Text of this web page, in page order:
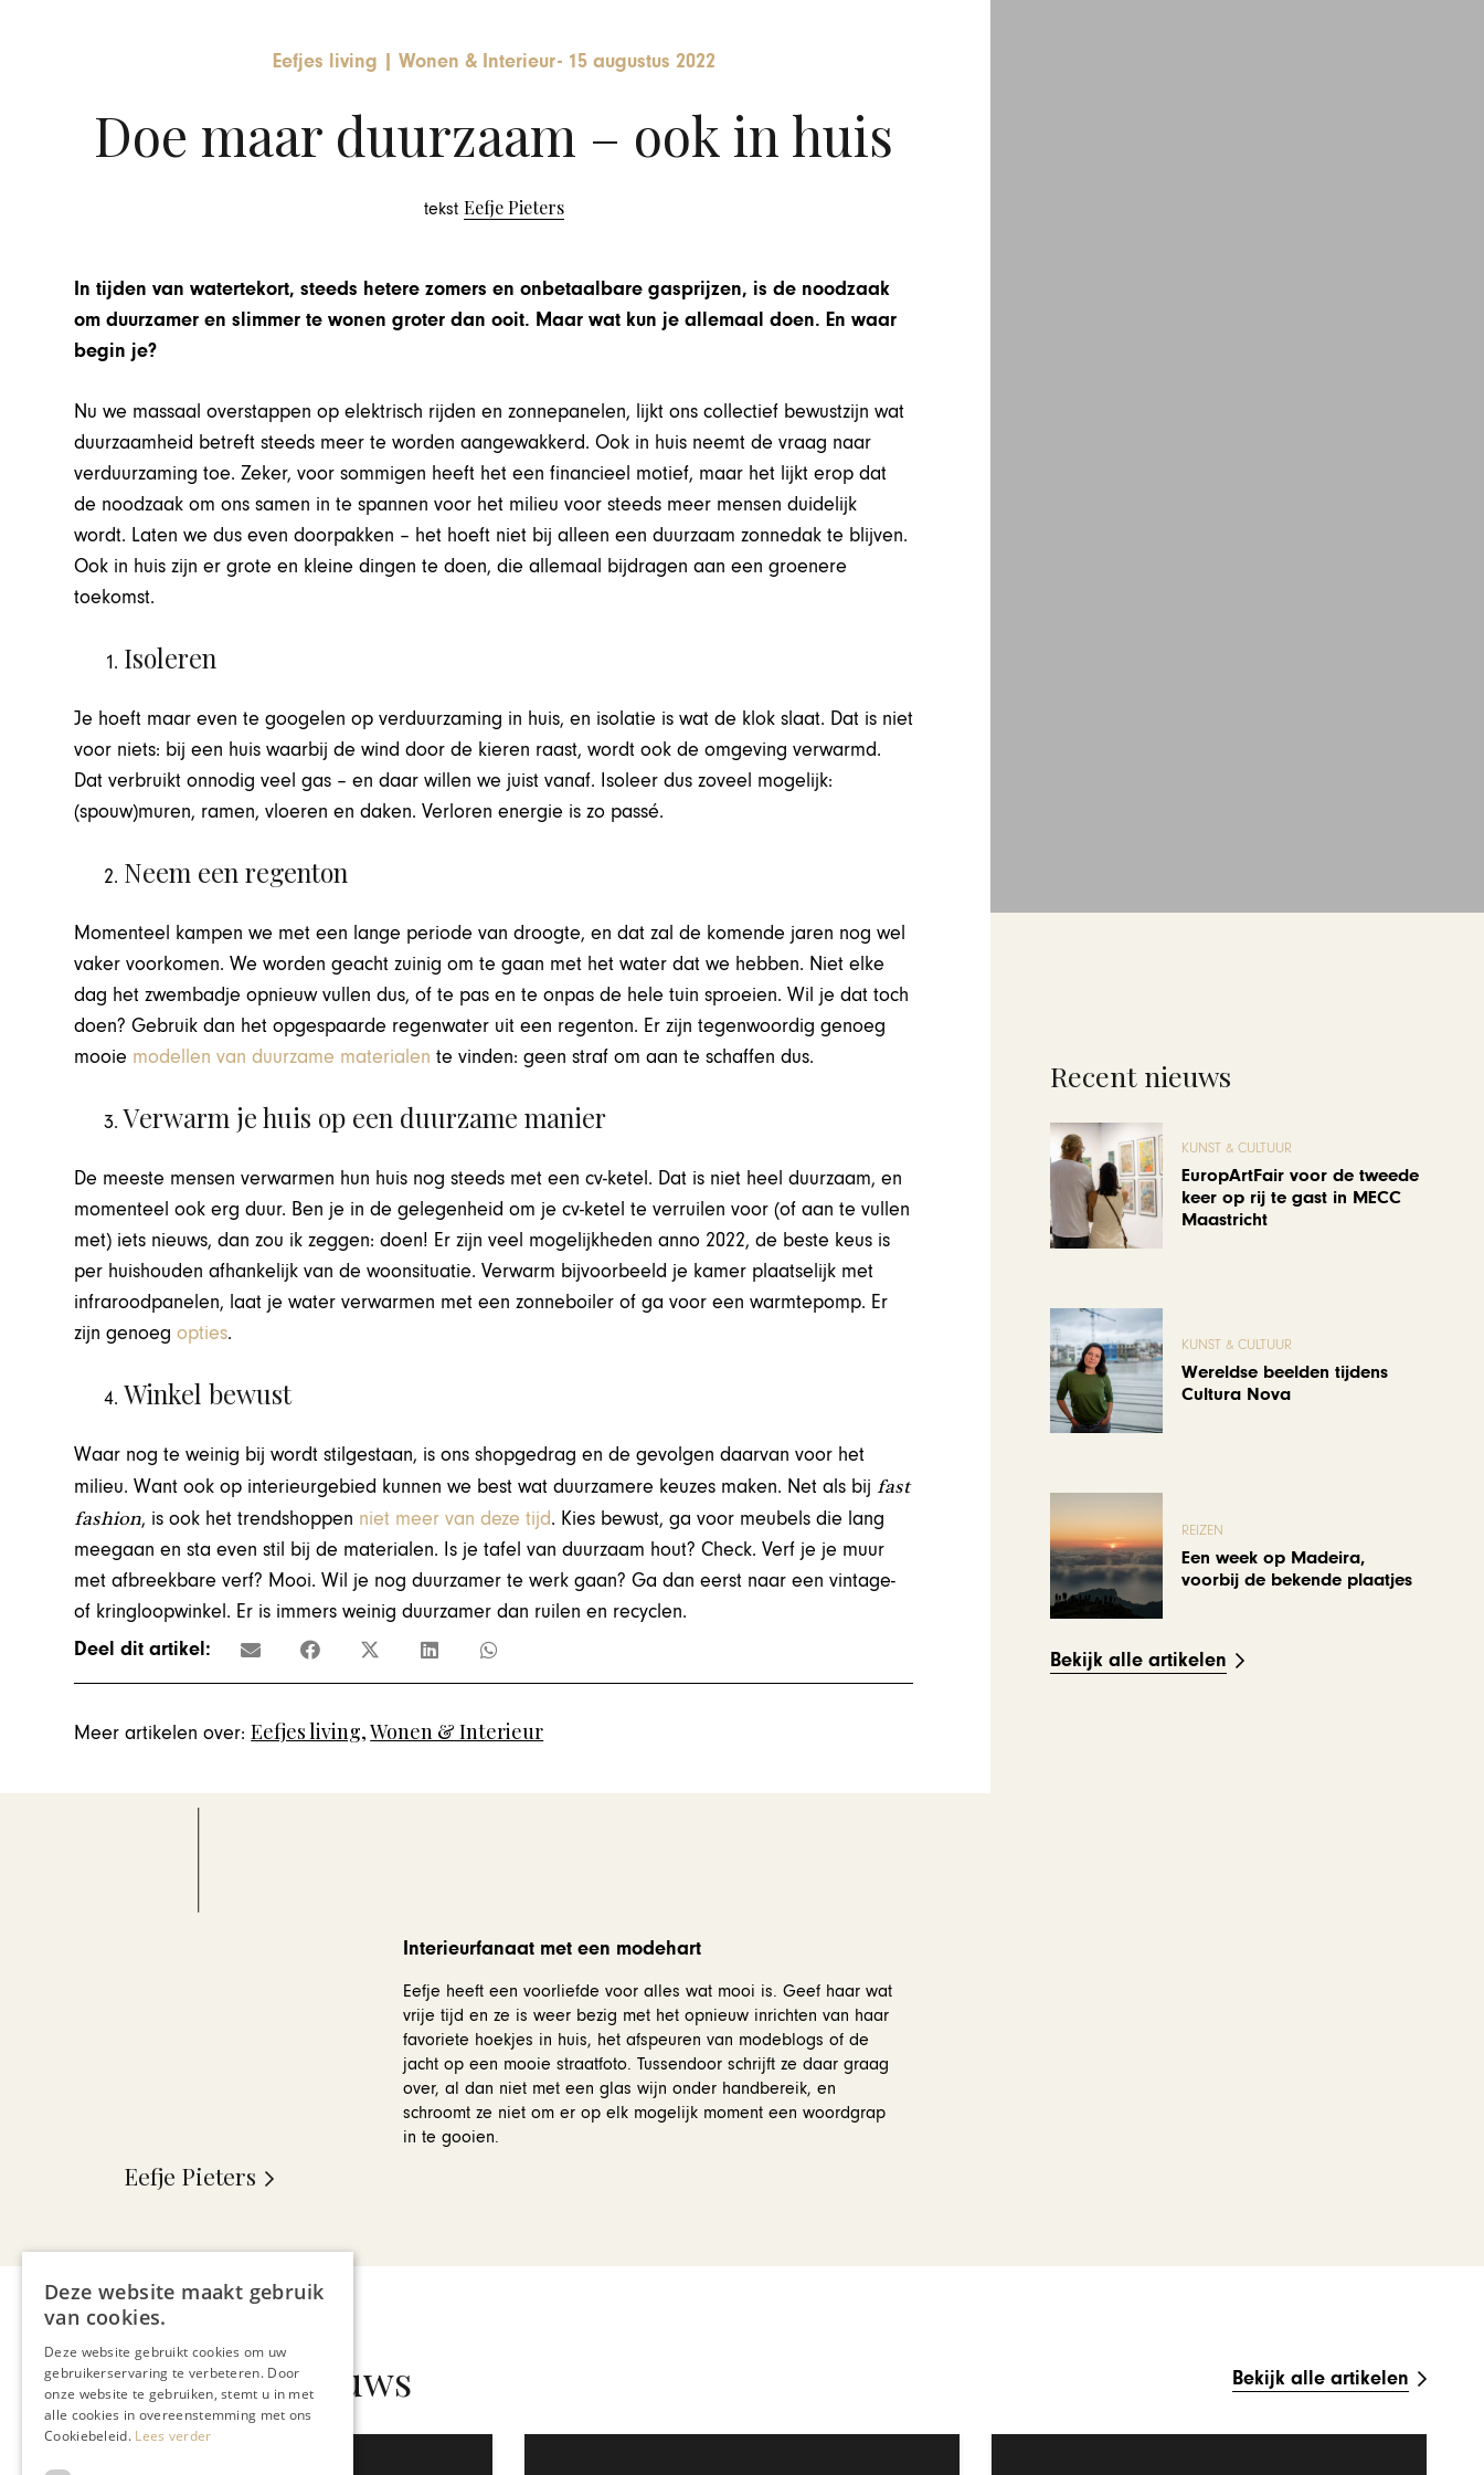
Eefjes living Wonen & Interieur- 15 augustus 2022
Doe maar duurzaam – ook in huis
tekst Eefje Pieters
In tijden van watertekort, steeds hetere zomers en onbetaalbare gasprijzen, is de noodzaak
om duurzamer en slimmer te wonen groter dan ooit. Maar wat kun je allemaal doen. En waar
begin je?
Nu we massaal overstappen op elektrisch rijden en zonnepanelen, lijkt ons collectief bewustzijn wat
duurzaamheid betreft steeds meer te worden aangewakkerd. Ook in huis neemt de vraag naar
verduurzaming toe. Zeker, voor sommigen heeft het een financieel motief, maar het lijkt erop dat
de noodzaak om ons samen in te spannen voor het milieu voor steeds meer mensen duidelijk
wordt. Laten we dus even doorpakken – het hoeft niet bij alleen een duurzaam zonnedak te blijven.
Ook in huis zijn er grote en kleine dingen te doen, die allemaal bijdragen aan een groenere
toekomst.
Isoleren
Je hoeft maar even te googelen op verduurzaming in huis, en isolatie is wat de klok slaat. Dat is niet
voor niets: bij een huis waarbij de wind door de kieren raast, wordt ook de omgeving verwarmd.
Dat verbruikt onnodig veel gas – en daar willen we juist vanaf. Isoleer dus zoveel mogelijk:
(spouw)muren, ramen, vloeren en daken. Verloren energie is zo passé.
Neem een regenton
Momenteel kampen we met een lange periode van droogte, en dat zal de komende jaren nog wel
vaker voorkomen. We worden geacht zuinig om te gaan met het water dat we hebben. Niet elke
dag het zwembadje opnieuw vullen dus, of te pas en te onpas de hele tuin sproeien. Wil je dat toch
doen? Gebruik dan het opgespaarde regenwater uit een regenton. Er zijn tegenwoordig genoeg
mooie modellen van duurzame materialen te vinden: geen straf om aan te schaffen dus.
Verwarm je huis op een duurzame manier
De meeste mensen verwarmen hun huis nog steeds met een cv-ketel. Dat is niet heel duurzaam, en
momenteel ook erg duur. Ben je in de gelegenheid om je cv-ketel te verruilen voor (of aan te vullen
met) iets nieuws, dan zou ik zeggen: doen! Er zijn veel mogelijkheden anno 2022, de beste keus is
per huishouden afhankelijk van de woonsituatie. Verwarm bijvoorbeeld je kamer plaatselijk met
infraroodpanelen, laat je water verwarmen met een zonneboiler of ga voor een warmtepomp. Er
zijn genoegopties.
Winkel bewust
Waar nog te weinig bij wordt stilgestaan, is ons shopgedrag en de gevolgen daarvan voor het
milieu. Want ook op interieurgebied kunnen we best wat duurzamere keuzes maken. Net als bij fast
fashion, is ook het trendshoppen niet meer van deze tijd. Kies bewust, ga voor meubels die lang
meegaan en sta even stil bij de materialen. Is je tafel van duurzaam hout? Check. Verf je je muur
met afbreekbare verf? Mooi. Wil je nog duurzamer te werk gaan? Ga dan eerst naar een vintage-
of kringloopwinkel. Er is immers weinig duurzamer dan ruilen en recyclen.
Deel dit artikel:
Meer artikelen over: Eefjes living,Wonen & Interieur
Eefje Pieters
Interieurfanaat met een modehart
Eefje heeft een voorliefde voor alles wat mooi is. Geef haar wat
vrije tijd en ze is weer bezig met het opnieuw inrichten van haar
favoriete hoekjes in huis, het afspeuren van modeblogs of de
jacht op een mooie straatfoto. Tussendoor schrijft ze daar graag
over, al dan niet met een glas wijn onder handbereik, en
schroomt ze niet om er op elk mogelijk moment een woordgrap
in te gooien.
Recent nieuws
KUNST & CULTUUR
EuropArtFair voor de tweede
keer op rij te gast in MECC
Maastricht
KUNST & CULTUUR
Wereldse beelden tijdens
Cultura Nova
REIZEN
Een week op Madeira,
voorbij de bekende plaatjes
Bekijk alle artikelen
Gerelateerd nieuws Bekijk alle artikelen
Deze website maakt gebruik
van cookies.
Deze website gebruikt cookies om uw
gebruikerservaring te verbeteren. Door
onze website te gebruiken, stemt u in met
alle cookies in overeenstemming met ons
Cookiebeleid. Lees verder